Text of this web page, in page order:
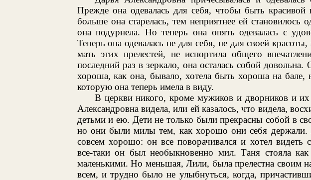
Прежде она одевалась для себя, чтобы быть
больше она старелась, тем неприятнее ей становилось
она подурнела. Но теперь она опять одевалась с
Теперь она одевалась не для себя, не для своей
мать этих прелестей, не испортила общего
последний раз в зеркало, она осталась собой
хороша, как она, бывало, хотела быть хороша на
которую она теперь имела в виду.
В церкви никого, кроме мужиков и дворников и
Александровна видела, или ей казалось, что видела,
детьми и ею. Дети не только были прекрасны собой в
но они были милы тем, как хорошо они себя держали.
совсем хорошо: он все поворачивался и хотел видеть
все-таки он был необыкновенно мил. Таня стояла
маленькими. Но меньшая, Лили, была прелестна своим
всем, и трудно было не улыбнуться, когда,